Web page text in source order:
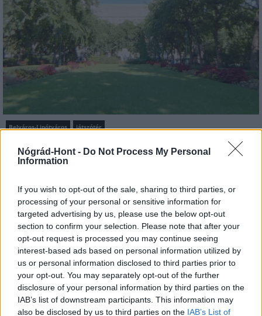
Nógrád-Hont - Do Not Process My Personal
Information
If you wish to opt-out of the sale, sharing to third parties, or
processing of your personal or sensitive information for
targeted advertising by us, please use the below opt-out
section to confirm your selection. Please note that after your
opt-out request is processed you may continue seeing
interest-based ads based on personal information utilized by
us or personal information disclosed to third parties prior to
your opt-out. You may separately opt-out of the further
disclosure of your personal information by third parties on the
IAB’s list of downstream participants. This information may
also be disclosed by us to third parties on the IAB’s List of
Belváros-Lipótváros
játszótér
Újragondolják Lipótváros rejtett, zöld parkját
klímatudatos gondolkodás és a helyi identitás erősítése kerül a
középpontba.
Történelmi táj, amelynek minden köve
mesél – megújul a tatai Angolkert
M1 bővítés: már zajlik a teljesen új
Bicske Kelet csomópont építése